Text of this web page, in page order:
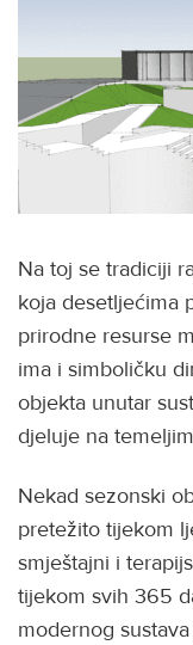
Na toj se tradiciji
koja desetljećima
prirodne resurse
ima i simboličku
objekta unutar
djeluje na
Nekad sezonski
pretežito tijekom
smještajni i
tijekom svih 365
modernog